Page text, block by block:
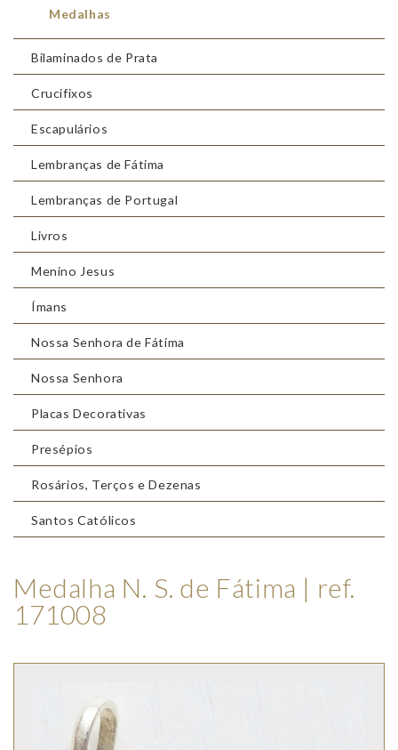
Medalhas
Bilaminados de Prata
Crucifixos
Escapulários
Lembranças de Fátima
Lembranças de Portugal
Livros
Menino Jesus
Ímans
Nossa Senhora de Fátima
Nossa Senhora
Placas Decorativas
Presépios
Rosários, Terços e Dezenas
Santos Católicos
Medalha N. S. de Fátima | ref.
171008